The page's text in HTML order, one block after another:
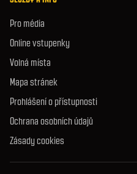
Pro média
Online vstupenky
Volná místa
Mapa stránek
Prohlášení o přístupnosti
Ochrana osobních údajů
Zásady cookies